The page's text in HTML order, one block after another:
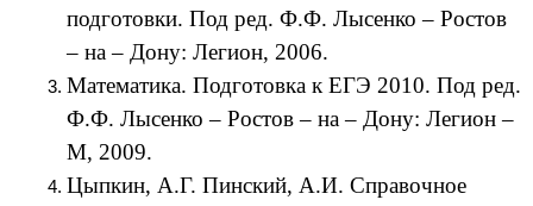
подготовки. Под ред. Ф.Ф. Лысенко – Ростов
– на – Дону: Легион, 2006.
Математика. Подготовка к ЕГЭ 2010. Под ред.
Ф.Ф. Лысенко – Ростов – на – Дону: Легион –
М, 2009.
Цыпкин, А.Г. Пинский, А.И. Справочное